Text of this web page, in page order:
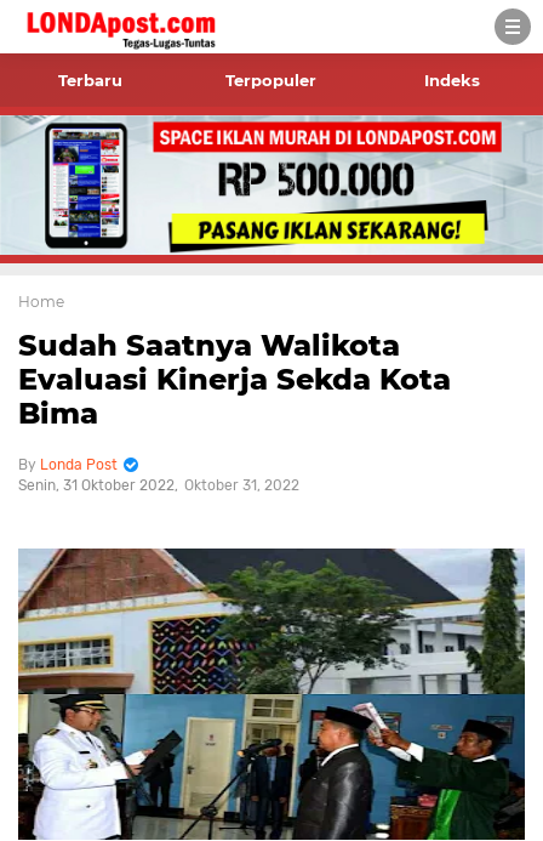
Terbaru Terpopuler Indeks
Home
Sudah Saatnya Walikota
Evaluasi Kinerja Sekda Kota
Bima
Londa Post
Senin, 31 Oktober 2022 Oktober 31, 2022